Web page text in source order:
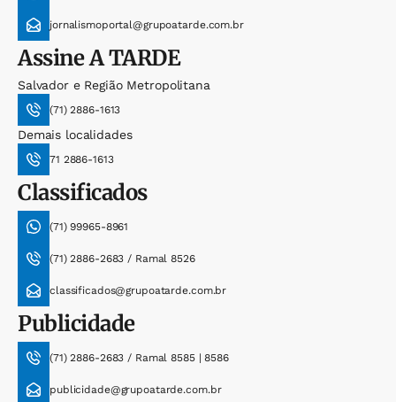
jornalismoportal@grupoatarde.com.br
AssineA TARDE
Salvador e Região Metropolitana
(71) 2886-1613
Demais localidades
71 2886-1613
Classificados
(71) 99965-8961
(71) 2886-2683 / Ramal 8526
classificados@grupoatarde.com.br
Publicidade
(71) 2886-2683 / Ramal 8585 | 8586
publicidade@grupoatarde.com.br